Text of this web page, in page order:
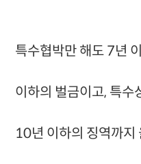
특수협박만 해도 7년
이하의 벌금이고, 특
10년 이하의 징역까지